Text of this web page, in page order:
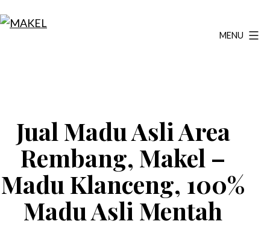
ke
MENU
Jual Madu Asli Area
Rembang, Makel –
Madu Klanceng, 100%
Madu Asli Mentah